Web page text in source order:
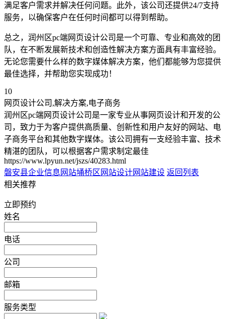
满足客户需求并解决任何问题。此外，该公司还提供24/7支持
服务，以确保客户在任何时间都可以得到帮助。
总之，润州区pc端网页设计公司是一个可靠、专业和高效的团
队，在不断发展新技术和创造性解决方案方面具有丰富经验。
无论您需要什么样的数字媒体解决方案，他们都能够为您提供
最佳选择，并帮助您实现成功！
10
网页设计公司,解决方案,电子商务
润州区pc端网页设计公司是一家专业从事网页设计和开发的公
司，致力于为客户提供高质量、创新性和用户友好的网站、电
子商务平台和其他数字媒体。该公司拥有一支经验丰富、技术
精湛的团队，可以根据客户需求制定最佳
https://www.lpyun.net/jszs/40283.html
磐安县企业信息网站埇桥区网站设计网站建设 返回列表
相关推荐
立即预约
姓名
电话
公司
邮箱
服务类型